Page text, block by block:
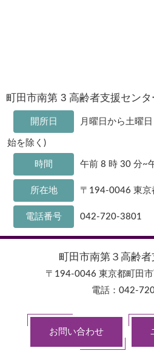
町田市南第 3 高齢者支援センタ
開所日 月曜日から土曜
始を除く)
時間 午前 8 時 30 分~
所在地 〒194-0046 東京
電話番号 042-720-3801
町田市南第３高齢
〒194-0046 東京都町田
電話：042-
お問い合わせ